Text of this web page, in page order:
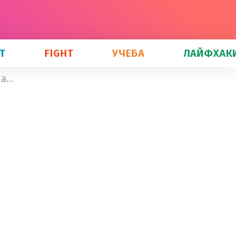
FIGHT УЧЕБА
Барак Обама назвал любимые книги, фильмы и музыку в 2018 году: неожиданные рекомендации